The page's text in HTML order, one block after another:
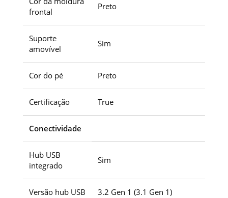
frontal
Preto
Suporte
amovível
Sim
Cor do pé Preto
Certificação True
Conectividade
Hub USB
integrado
Sim
Versão hub USB 3.2 Gen 1 (3.1 Gen 1)